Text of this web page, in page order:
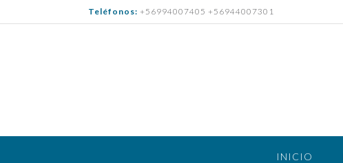
al
Teléfonos: +56994007405 +56944007301
INICIO